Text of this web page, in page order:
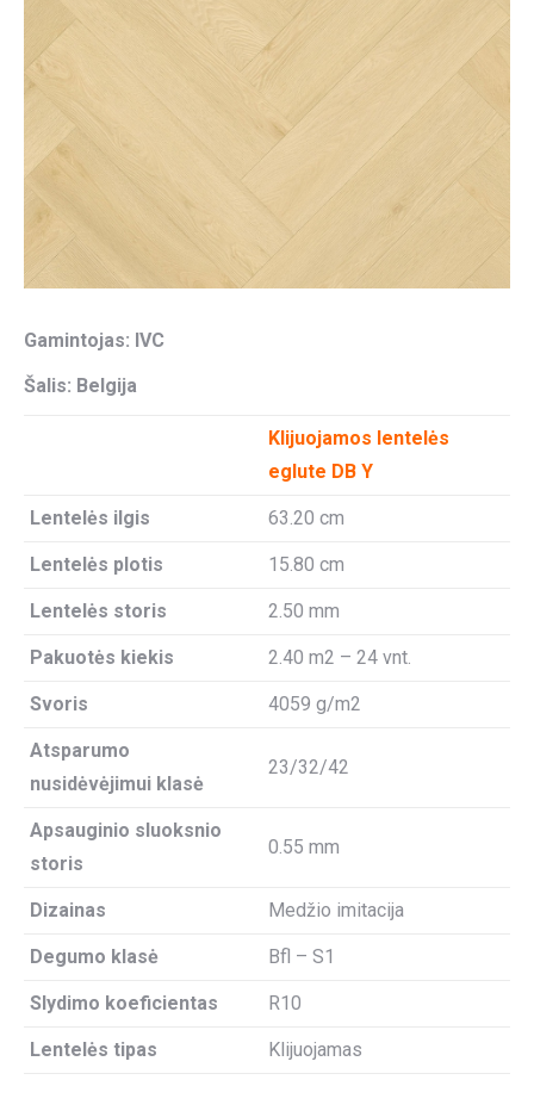
Gamintojas: IVC
Šalis: Belgija
Klijuojamos lentelės
eglute DB Y
Lentelės ilgis 63.20 cm
Lentelės plotis 15.80 cm
Lentelės storis 2.50 mm
Pakuotės kiekis 2.40 m2 – 24 vnt.
Svoris 4059 g/m2
Atsparumo
nusidėvėjimui klasė
23/32/42
Apsauginio sluoksnio
storis
0.55 mm
Dizainas Medžio imitacija
Degumo klasė Bfl – S1
Slydimo koeficientas R10
Lentelės tipas Klijuojamas